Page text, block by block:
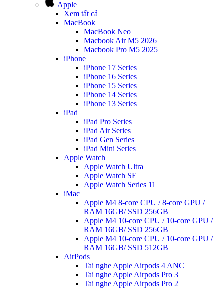
Apple
Xem tất cả
MacBook
MacBook Neo
Macbook Air M5 2026
Macbook Pro M5 2025
iPhone
iPhone 17 Series
iPhone 16 Series
iPhone 15 Series
iPhone 14 Series
iPhone 13 Series
iPad
iPad Pro Series
iPad Air Series
iPad Gen Series
iPad Mini Series
Apple Watch
Apple Watch Ultra
Apple Watch SE
Apple Watch Series 11
iMac
Apple M4 8-core CPU / 8-core GPU /
RAM 16GB/ SSD 256GB
Apple M4 10-core CPU / 10-core GPU /
RAM 16GB/ SSD 256GB
Apple M4 10-core CPU / 10-core GPU /
RAM 16GB/ SSD 512GB
AirPods
Tai nghe Apple Airpods 4 ANC
Tai nghe Apple Airpods Pro 3
Tai nghe Apple Airpods Pro 2